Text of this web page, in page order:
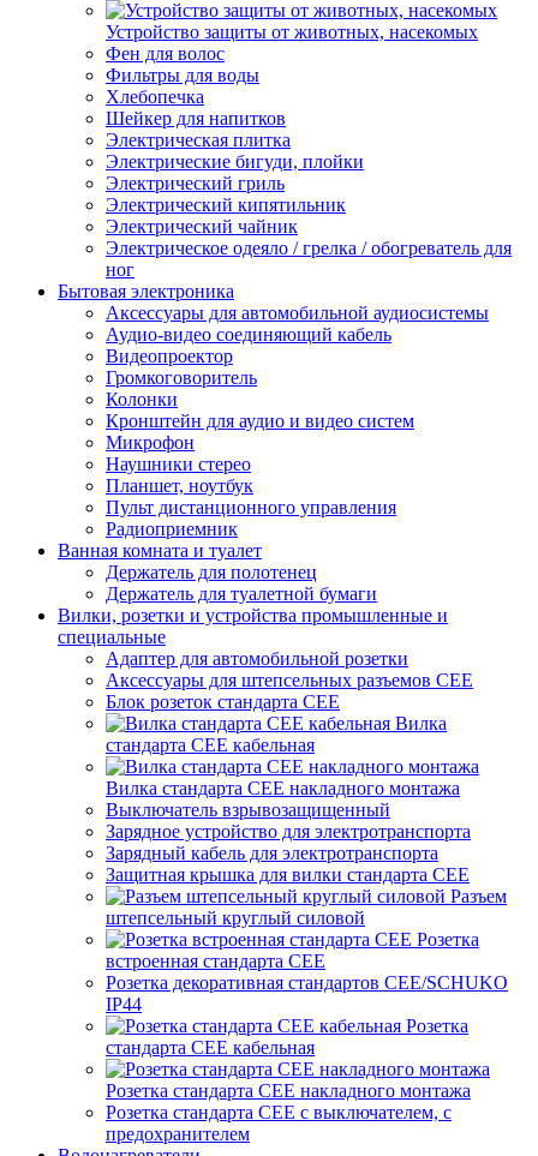
Устройство защиты от животных, насекомых
Фен для волос
Фильтры для воды
Хлебопечка
Шейкер для напитков
Электрическая плитка
Электрические бигуди, плойки
Электрический гриль
Электрический кипятильник
Электрический чайник
Электрическое одеяло / грелка / обогреватель для
ног
Бытовая электроника
Аксессуары для автомобильной аудиосистемы
Аудио-видео соединяющий кабель
Видеопроектор
Громкоговоритель
Колонки
Кронштейн для аудио и видео систем
Микрофон
Наушники стерео
Планшет, ноутбук
Пульт дистанционного управления
Радиоприемник
Ванная комната и туалет
Держатель для полотенец
Держатель для туалетной бумаги
Вилки, розетки и устройства промышленные и
специальные
Адаптер для автомобильной розетки
Аксессуары для штепсельных разъемов CEE
Блок розеток стандарта CEE
Вилка
стандарта CEE кабельная
Вилка стандарта CEE накладного монтажа
Выключатель взрывозащищенный
Зарядное устройство для электротранспорта
Зарядный кабель для электротранспорта
Защитная крышка для вилки стандарта CEE
Разъем
штепсельный круглый силовой
Розетка
встроенная стандарта CEE
Розетка декоративная стандартов CEE/SCHUKO
IP44
Розетка
стандарта СЕЕ кабельная
Розетка стандарта СЕЕ накладного монтажа
Розетка стандарта СЕЕ с выключателем, с
предохранителем